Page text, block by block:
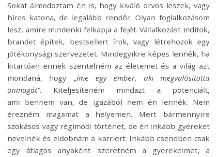
Sokat álmodoztam én is, hogy kiváló orvos leszek, vagy
híres katona, de legalább rendőr. Olyan foglalkozásom
lesz, amire mindenki felkapja a fejét. Vállalkozást indítok,
brandet építek, bestsellert írok, vagy létrehozok egy
jótékonysági szervezetet. Mindegyikre képes lennék, ha
kitartóan ennek szentelném az életemet és a világ azt
mondaná, hogy „íme egy ember, aki megvalósította
önmagát”. Kiteljesíteném mindazt a potenciált,
ami bennem van, de igazából nem én lennék. Nem
érezném magamat a helyemen. Mert bármennyire
szokásos vagy régimódi történet, de én inkább gyereket
nevelnék és eldobnám a karriert. Inkább csendben csak
egy átlagos anyaként szeretném a gyerekeimet, a